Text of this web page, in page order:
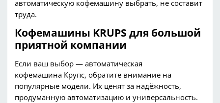
автоматическую кофемашину выбрать, не составит
труда.
Кофемашины KRUPS для большой
приятной компании
Если ваш выбор — автоматическая
кофемашина Крупс, обратите внимание на
популярные модели. Их ценят за надёжность,
продуманную автоматизацию и универсальность.